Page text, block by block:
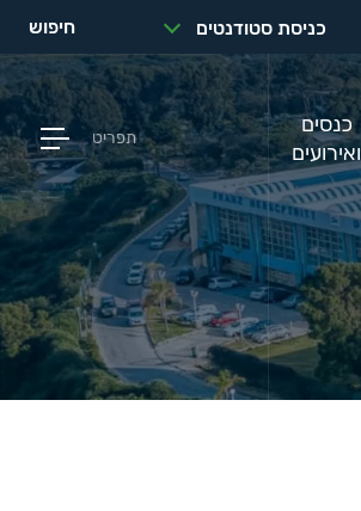
כניסת סטודנטים חיפוש
כנסים
ואירועים
תפריט